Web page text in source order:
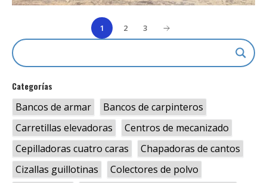
1 2 3
Categorías
Bancos de armar
Bancos de carpinteros
Carretillas elevadoras
Centros de mecanizado
Cepilladoras cuatro caras
Chapadoras de cantos
Cizallas guillotinas
Colectores de polvo